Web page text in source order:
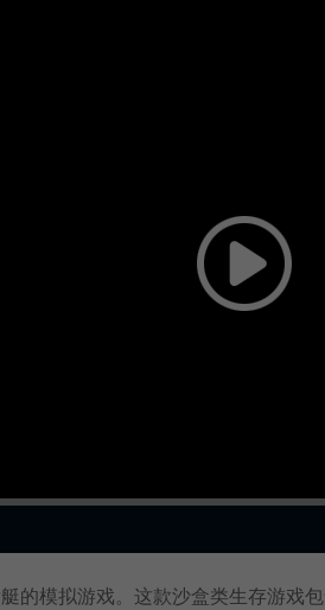
的模拟游戏。这款沙盒类生存游戏